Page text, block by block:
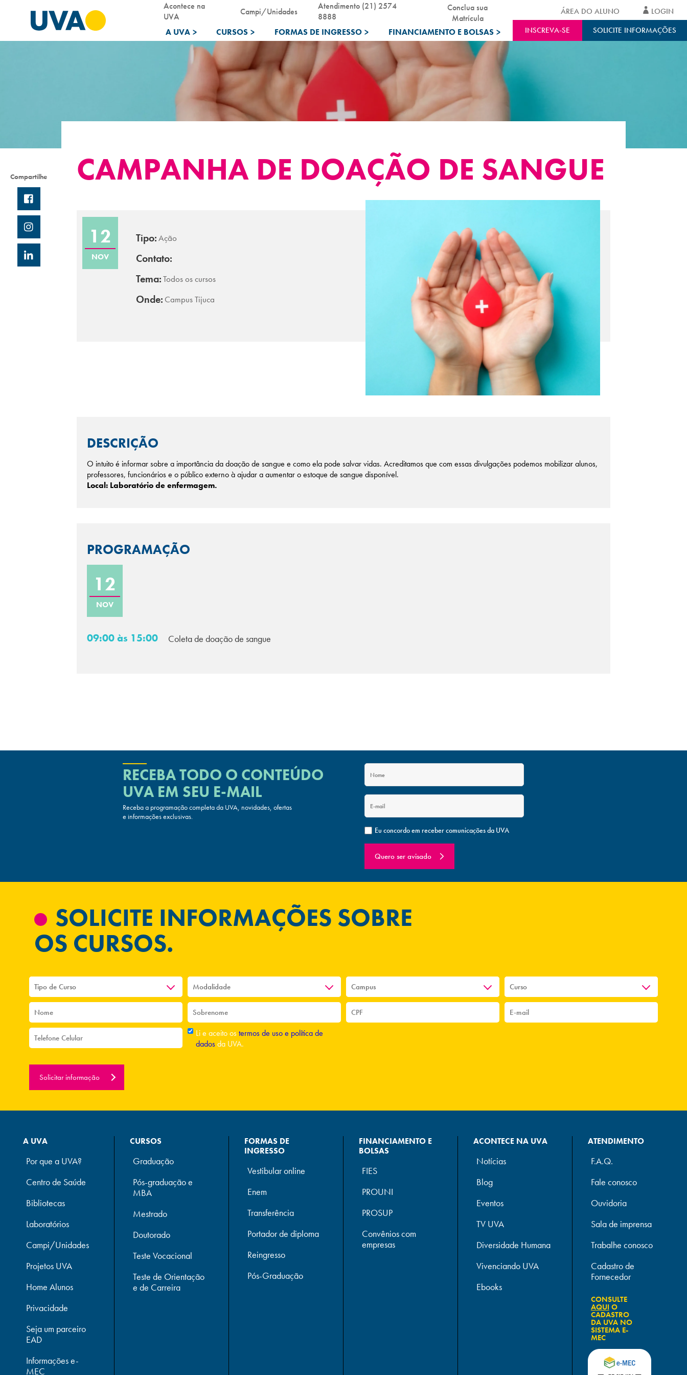
A UVA > CURSOS > FORMAS DE INGRESSO > FINANCIAMENTO E BOLSAS >
Acontece na
UVA
Campi/Unidades
Atendimento (21) 2574
8888
Conclua sua
Matrícula
INSCREVA-SE SOLICITE INFORMAÇÕES
ÁREA DO ALUNO LOGIN
CAMPANHA DE DOAÇÃO DE SANGUE
Compartilhe
12
NOV
Tipo:Ação
Contato:
Tema:Todos os cursos
Onde: Campus Tijuca
DESCRIÇÃO
O intuito é informar sobre a importância da doação de sangue e como ela pode salvar vidas. Acreditamos que com essas divulgações podemos mobilizar alunos,
professores, funcionários e o público externo à ajudar a aumentar o estoque de sangue disponível.
Local: Laboratório de enfermagem.
PROGRAMAÇÃO
12
NOV
09:00 às 15:00 Coleta de doação de sangue
RECEBA TODO O CONTEÚDO
UVAEM SEU E-MAIL
Receba a programação completa da UVA, novidades, ofertas
e informações exclusivas.
Eu concordo em receber comunicações da UVA
Quero ser avisado
SOLICITE INFORMAÇÕES SOBRE
OS CURSOS.
Li e aceito ostermos de uso e política de
dadosda UVA.
Solicitar informação
A UVA
Por que a UVA?
Centro de Saúde
Bibliotecas
Laboratórios
Campi/Unidades
Projetos UVA
Home Alunos
Privacidade
Seja um parceiro
EAD
Informações e-
MEC
CURSOS
Graduação
Pós-graduação e
MBA
Mestrado
Doutorado
Teste Vocacional
Teste de Orientação
e de Carreira
FORMAS DE
INGRESSO
Vestibular online
Enem
Transferência
Portador de diploma
Reingresso
Pós-Graduação
FINANCIAMENTO E
BOLSAS
FIES
PROUNI
PROSUP
Convênios com
empresas
ACONTECE NA UVA
Notícias
Blog
Eventos
TV UVA
Diversidade Humana
Vivenciando UVA
Ebooks
ATENDIMENTO
F.A.Q.
Fale conosco
Ouvidoria
Sala de imprensa
Trabalhe conosco
Cadastro de
Fornecedor
CONSULTE
AQUIO
CADASTRO
DA UVA NO
SISTEMA E-
MEC